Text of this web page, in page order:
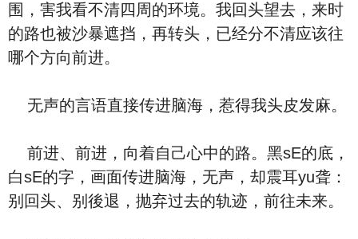
围，害我看不清四周的环境。我回头望去，来时
的路也被沙暴遮挡，再转头，已经分不清应该往
哪个方向前进。
无声的言语直接传进脑海，惹得我头皮发麻。
前进、前进，向着自己心中的路。黑sE的底，
白sE的字，画面传进脑海，无声，却震耳yu聋：
别回头、别後退，抛弃过去的轨迹，前往未来。